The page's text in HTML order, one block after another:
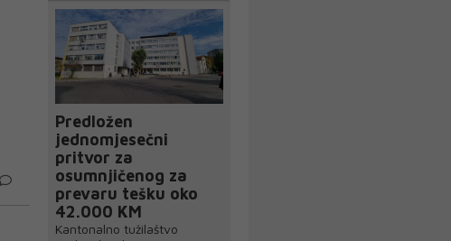
Predložen
jednomjesečni
pritvor za
osumnjičenog za
prevaru tešku oko
42.000 KM
Kantonalno tužilaštvo